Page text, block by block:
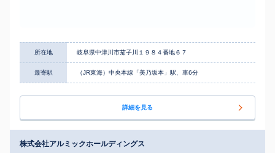
所在地 岐阜県中津川市茄子川１９８４番地６７
最寄駅 （JR東海）中央本線「美乃坂本」駅、車6分
詳細を見る
株式会社アルミックホールディングス